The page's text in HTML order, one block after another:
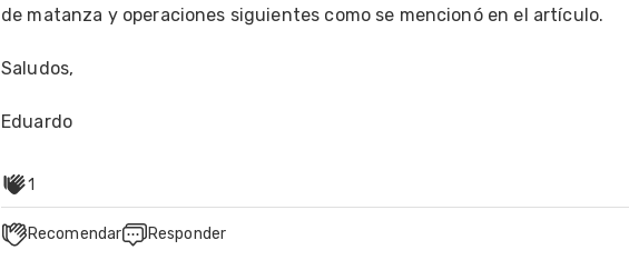
de matanza y operaciones siguientes como se mencionó en el artículo.
Saludos,
1
Recomendar Responder